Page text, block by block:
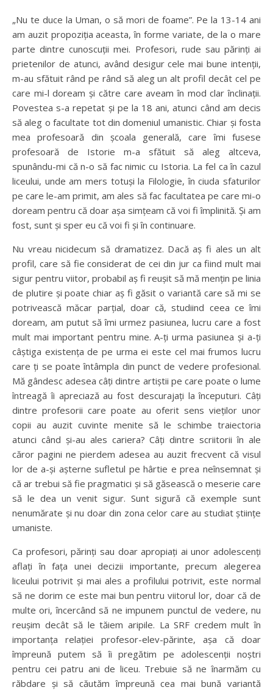
„Nu te duce la Uman, o să mori de foame”. Pe la 13-14 ani
am auzit propoziția aceasta, în forme variate, de la o mare
parte dintre cunoscuții mei. Profesori, rude sau părinți ai
prietenilor de atunci, având desigur cele mai bune intenții,
m-au sfătuit rând pe rând să aleg un alt profil decât cel pe
care mi-l doream și către care aveam în mod clar înclinații.
Povestea s-a repetat și pe la 18 ani, atunci când am decis
să aleg o facultate tot din domeniul umanistic. Chiar și fosta
mea profesoară din școala generală, care îmi fusese
profesoară de Istorie m-a sfătuit să aleg altceva,
spunându-mi că n-o să fac nimic cu Istoria. La fel ca în cazul
liceului, unde am mers totuși la Filologie, în ciuda sfaturilor
pe care le-am primit, am ales să fac facultatea pe care mi-o
doream pentru că doar așa simțeam că voi fi împlinită. Și am
fost, sunt și sper eu că voi fi și în continuare.
Nu vreau nicidecum să dramatizez. Dacă aș fi ales un alt
profil, care să fie considerat de cei din jur ca fiind mult mai
sigur pentru viitor, probabil aș fi reușit să mă mențin pe linia
de plutire și poate chiar aș fi găsit o variantă care să mi se
potrivească măcar parțial, doar că, studiind ceea ce îmi
doream, am putut să îmi urmez pasiunea, lucru care a fost
mult mai important pentru mine. A-ți urma pasiunea și a-ți
câștiga existența de pe urma ei este cel mai frumos lucru
care ți se poate întâmpla din punct de vedere profesional.
Mă gândesc adesea câți dintre artiștii pe care poate o lume
întreagă îi apreciază au fost descurajați la începuturi. Câți
dintre profesorii care poate au oferit sens vieților unor
copii au auzit cuvinte menite să le schimbe traiectoria
atunci când și-au ales cariera? Câți dintre scriitorii în ale
căror pagini ne pierdem adesea au auzit frecvent că visul
lor de a-și așterne sufletul pe hârtie e prea neînsemnat și
că ar trebui să fie pragmatici și să găsească o meserie care
să le dea un venit sigur. Sunt sigură că exemple sunt
nenumărate și nu doar din zona celor care au studiat științe
umaniste.
Ca profesori, părinți sau doar apropiați ai unor adolescenți
aflați în fața unei decizii importante, precum alegerea
liceului potrivit și mai ales a profilului potrivit, este normal
să ne dorim ce este mai bun pentru viitorul lor, doar că de
multe ori, încercând să ne impunem punctul de vedere, nu
reușim decât să le tăiem aripile. La SRF credem mult în
importanța relației profesor-elev-părinte, așa că doar
împreună putem să îi pregătim pe adolescenții noștri
pentru cei patru ani de liceu. Trebuie să ne înarmăm cu
răbdare și să căutăm împreună cea mai bună variantă